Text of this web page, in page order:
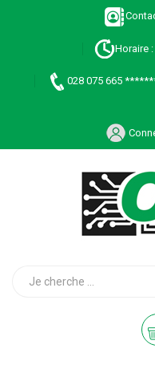
Horaire
028 075 665